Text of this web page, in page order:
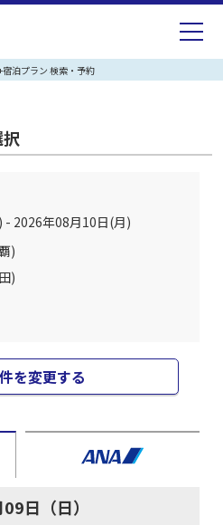
宿泊プラン 検索・予約
- 2026年08月10日(月)
)
)
を変更する
日（日）